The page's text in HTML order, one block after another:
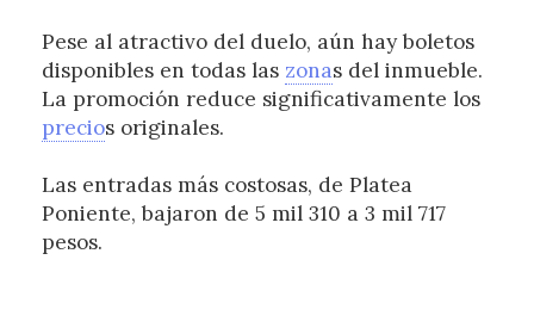
Pese al atractivo del duelo, aún hay boletos
disponibles en todas las zonas del inmueble.
La promoción reduce significativamente los
precios originales.
Las entradas más costosas, de Platea
Poniente, bajaron de 5 mil 310 a 3 mil 717
pesos.